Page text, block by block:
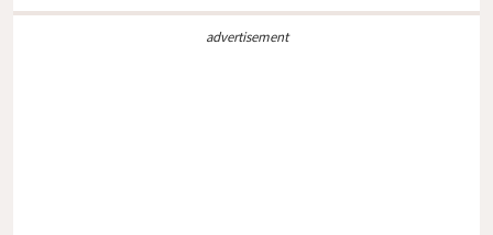
advertisement